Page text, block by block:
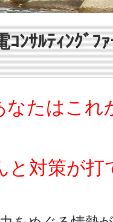
ﾝｻﾙﾃｨﾝｸﾞﾌ
なたはこれ
策が打